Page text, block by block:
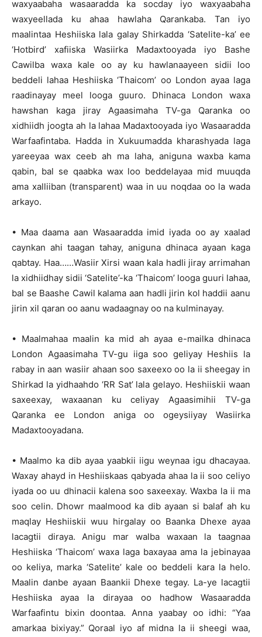
waxyaabaha wasaaradda ka socday iyo waxyaabaha
waxyeellada ku ahaa hawlaha Qarankaba. Tan iyo
maalintaa Heshiiska lala galay Shirkadda ‘Satelite-ka’ ee
‘Hotbird’ xafiiska Wasiirka Madaxtooyada iyo Bashe
Cawilba waxa kale oo ay ku hawlanaayeen sidii loo
beddeli lahaa Heshiiska ‘Thaicom’ oo London ayaa laga
raadinayay meel looga guuro. Dhinaca London waxa
hawshan kaga jiray Agaasimaha TV-ga Qaranka oo
xidhiidh joogta ah la lahaa Madaxtooyada iyo Wasaaradda
Warfaafintaba. Hadda in Xukuumadda kharashyada laga
yareeyaa wax ceeb ah ma laha, aniguna waxba kama
qabin, bal se qaabka wax loo beddelayaa mid muuqda
ama xalliiban (transparent) waa in uu noqdaa oo la wada
arkayo.
• Maa daama aan Wasaaradda imid iyada oo ay xaalad
caynkan ahi taagan tahay, aniguna dhinaca ayaan kaga
qabtay. Haa……Wasiir Xirsi waan kala hadli jiray arrimahan
la xidhiidhay sidii ‘Satelite’-ka ‘Thaicom’ looga guuri lahaa,
bal se Baashe Cawil kalama aan hadli jirin kol haddii aanu
jirin xil qaran oo aanu wadaagnay oo na kulminayay.
• Maalmahaa maalin ka mid ah ayaa e-mailka dhinaca
London Agaasimaha TV-gu iiga soo geliyay Heshiis la
rabay in aan wasiir ahaan soo saxeexo oo la ii sheegay in
Shirkad la yidhaahdo ‘RR Sat’ lala gelayo. Heshiiskii waan
saxeexay, waxaanan ku celiyay Agaasimihii TV-ga
Qaranka ee London aniga oo ogeysiiyay Wasiirka
Madaxtooyadana.
• Maalmo ka dib ayaa yaabkii iigu weynaa igu dhacayaa.
Waxay ahayd in Heshiiskaas qabyada ahaa la ii soo celiyo
iyada oo uu dhinacii kalena soo saxeexay. Waxba la ii ma
soo celin. Dhowr maalmood ka dib ayaan si balaf ah ku
maqlay Heshiiskii wuu hirgalay oo Baanka Dhexe ayaa
lacagtii diraya. Anigu mar walba waxaan la taagnaa
Heshiiska ‘Thaicom’ waxa laga baxayaa ama la jebinayaa
oo keliya, marka ‘Satelite’ kale oo beddeli kara la helo.
Maalin danbe ayaan Baankii Dhexe tegay. La-ye lacagtii
Heshiiska ayaa la dirayaa oo hadhow Wasaaradda
Warfaafintu bixin doontaa. Anna yaabay oo idhi: “Yaa
amarkaa bixiyay.” Qoraal iyo af midna la ii sheegi waa,